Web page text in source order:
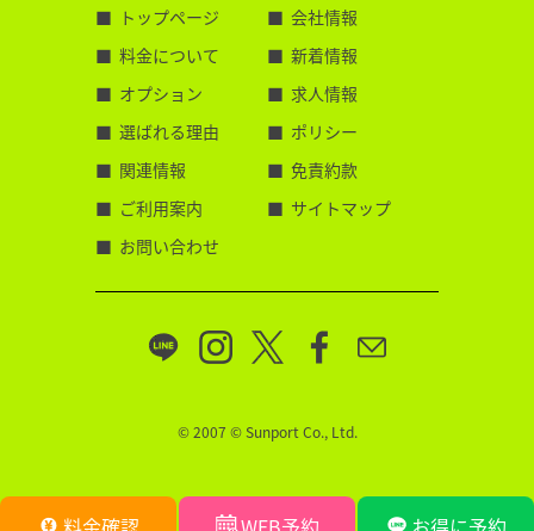
トップページ
料金について
オプション
選ばれる理由
関連情報
ご利用案内
お問い合わせ
会社情報
新着情報
求人情報
ポリシー
免責約款
サイトマップ
© 2007 © Sunport Co., Ltd.